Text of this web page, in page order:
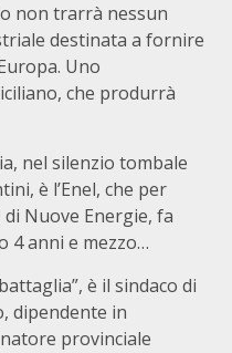
non trarrà nessun
destinata a fornire
Uno
che produrrà
nel silenzio tombale
è l’Enel, che per
di Nuove Energie, fa
4 anni e mezzo…
è il sindaco di
dipendente in
provinciale